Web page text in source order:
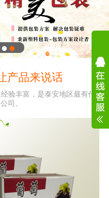
产品来说话
验丰富，是泰安地区最有代表
司。